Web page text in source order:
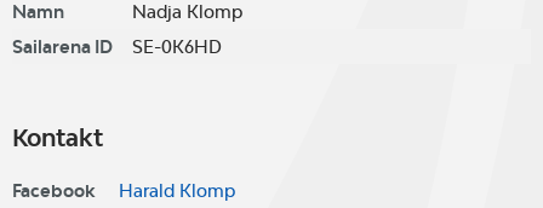
Namn
Nadja Klomp
Sailarena ID
SE-0K6HD
Kontakt
Facebook
Harald Klomp